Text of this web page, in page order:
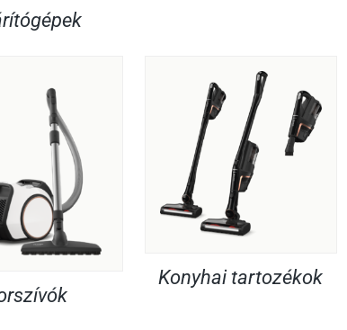
Konyhai tartozékok